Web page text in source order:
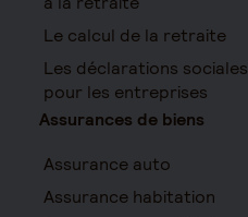
Le calcul de la retraite
Les déclarations sociales
pour les entreprises
Assurances de biens
Assurance auto
Assurance habitation